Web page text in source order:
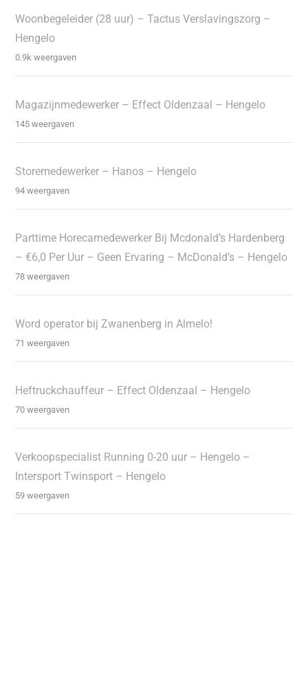
Woonbegeleider (28 uur) – Tactus Verslavingszorg –
Hengelo
0.9k weergaven
Magazijnmedewerker – Effect Oldenzaal – Hengelo
145 weergaven
Storemedewerker – Hanos – Hengelo
94 weergaven
Parttime Horecamedewerker Bij Mcdonald’s Hardenberg
– €6,0 Per Uur – Geen Ervaring – McDonald’s – Hengelo
78 weergaven
Word operator bij Zwanenberg in Almelo!
71 weergaven
Heftruckchauffeur – Effect Oldenzaal – Hengelo
70 weergaven
Verkoopspecialist Running 0-20 uur – Hengelo –
Intersport Twinsport – Hengelo
59 weergaven